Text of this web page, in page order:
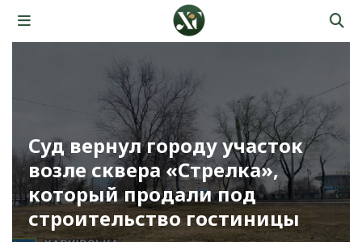
Суд вернул городу участок
возле сквера «Стрелка»,
который продали под
строительство гостиницы